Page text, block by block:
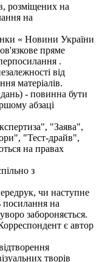
розміщених на
на
« Новини України
пряме
.
від
матеріалів.
- повинна бути
абзаці
"Заява",
"Тест-драйв",
на правах
з
чи наступне
посилання на
забороняється.
є автор
творів